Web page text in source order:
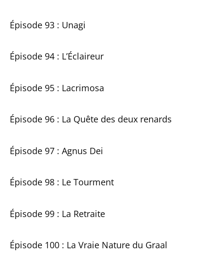
Épisode 93 : Unagi
Épisode 94 : L’Éclaireur
Épisode 95 : Lacrimosa
Épisode 96 : La Quête des deux renards
Épisode 97 : Agnus Dei
Épisode 98 : Le Tourment
Épisode 99 : La Retraite
Épisode 100 : La Vraie Nature du Graal